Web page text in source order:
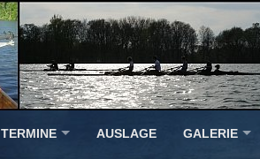
TERMINE AUSLAGE GALERIE